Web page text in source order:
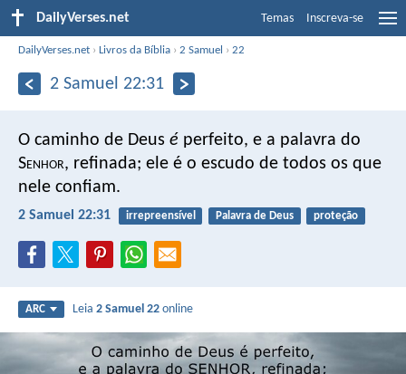
DailyVerses.net Temas Inscreva-se
DailyVerses.net ›Livros da Bíblia ›2 Samuel ›22
2 Samuel 22:31
O caminho de Deus é perfeito, e a palavra do
Senhor, refinada; ele é o escudo de todos os que
nele confiam.
2 Samuel 22:31 irrepreensível Palavra de Deus proteção
ARC Leia2 Samuel 22 online